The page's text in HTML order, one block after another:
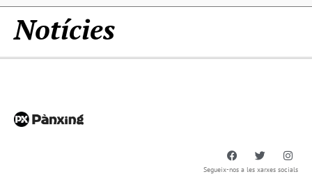
Notícies
Segueix-nos a les xarxes socials